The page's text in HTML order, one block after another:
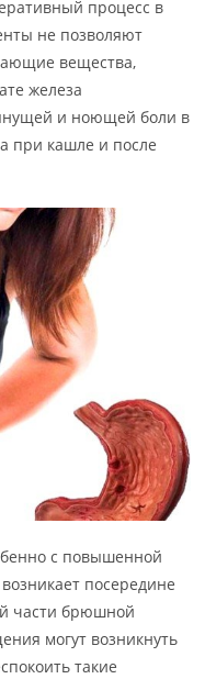
процесс в
не позволяют
вещества,
железа
и ноющей боли в
при кашле и после
с повышенной
посередине
части брюшной
могут возникнуть
такие